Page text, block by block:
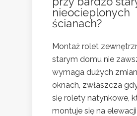
nieocieplonych
ścianach?
Montaż rolet
starym domu nie
wymaga dużych
oknach, zwłaszcza
się rolety natynkowe,
montuje się na